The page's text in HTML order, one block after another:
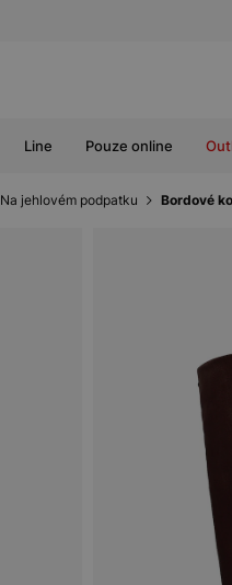
Line Pouze online
Na jehlovém podpatku Bordové